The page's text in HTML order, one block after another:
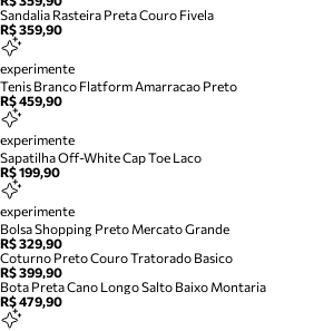
Sandalia Rasteira Preta Couro Fivela
R$ 359,90
experimente
Tenis Branco Flatform Amarracao Preto
R$ 459,90
experimente
Sapatilha Off-White Cap Toe Laco
R$ 199,90
experimente
Bolsa Shopping Preto Mercato Grande
R$ 329,90
Coturno Preto Couro Tratorado Basico
R$ 399,90
Bota Preta Cano Longo Salto Baixo Montaria
R$ 479,90